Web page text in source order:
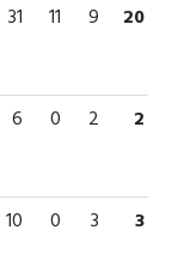
31 11 9 20
6 0 2 2
10 0 3 3